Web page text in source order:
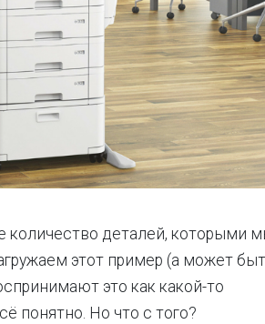
количество деталей, которыми
этот пример (а может
это как какой-то
понятно. Но что с того?